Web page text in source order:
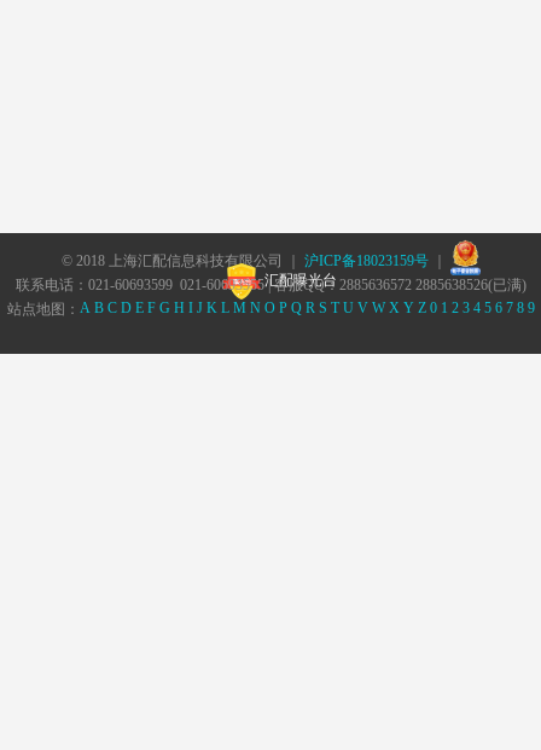
© 2018 上海汇配信息科技有限公司 ｜ 沪ICP备18023159号｜
汇配曝光台
联系电话：021-60693599 021-60693555 | 客服QQ：2885636572 2885638526(已满)
站点地图： A B C D E F G H I J K L M N O P Q R S T U V W X Y Z 0 1 2 3 4 5 6 7 8 9